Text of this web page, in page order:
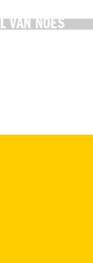
VAN NOES